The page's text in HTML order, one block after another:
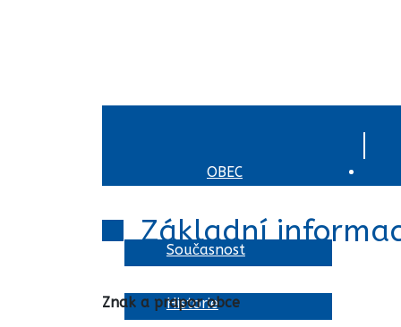
OBEC
Současnost
Historie
Základní
Znak a prapor obce